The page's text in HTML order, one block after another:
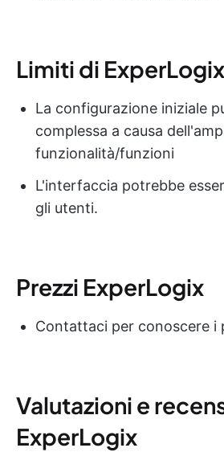
Limiti di ExperLogix
La configurazione iniziale
complessa a causa
funzionalità/funzioni
L'interfaccia potrebbe
gli utenti.
Prezzi ExperLogix
Contattaci per conoscere i
Valutazioni e
ExperLogix